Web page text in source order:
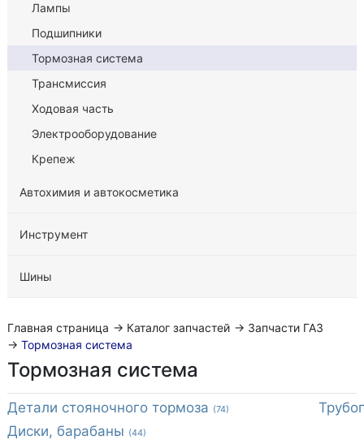
Лампы
Подшипники
Тормозная система
Трансмиссия
Ходовая часть
Электрооборудование
Крепеж
Автохимия и автокосметика
Инструмент
Шины
Главная страница → Каталог запчастей → Запчасти ГАЗ
→ Тормозная система
Тормозная система
Детали стояночного тормоза (74)
Диски, барабаны (44)